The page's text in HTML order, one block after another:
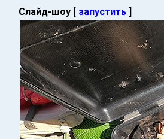
Слайд-шоу [ запустить ]